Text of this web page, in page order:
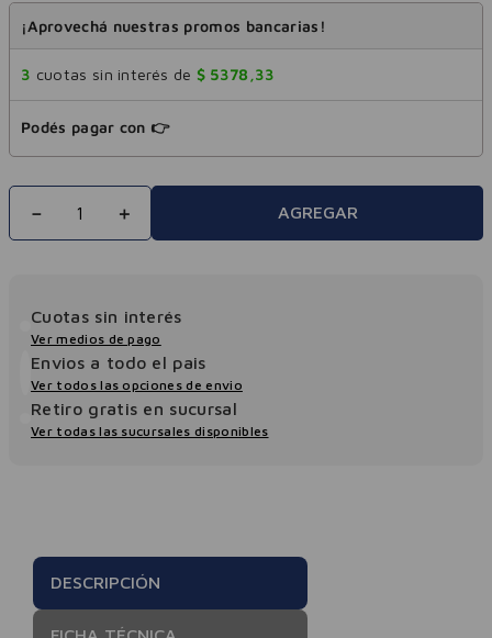
¡Aprovechá nuestras promos bancarias!
3 cuotas sin interés de $ 5378 ,33
Podés pagar con 👉
＋
－ AGREGAR
Cuotas sin interés
Ver medios de pago
Envios a todo el pais
Ver todos las opciones de envio
Retiro gratis en sucursal
Ver todas las sucursales disponibles
DESCRIPCIÓN